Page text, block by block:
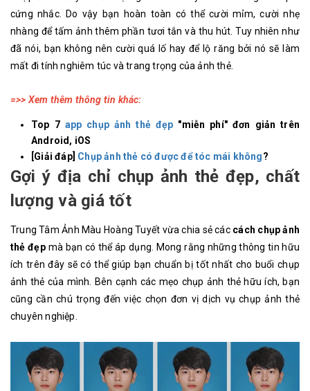
cứng nhắc. Do vậy bạn hoàn toàn có thể cười mỉm, cười nhẹ
nhàng để tấm ảnh thêm phần tươi tắn và thu hút. Tuy nhiên như
đã nói, bạn không nên cười quá lố hay để lộ răng bởi nó sẽ làm
mất đi tính nghiêm túc và trang trọng của ảnh thẻ.
=>> Xem thêm thông tin khác:
Top 7 app chụp ảnh thẻ đẹp "miễn phí" đơn giản trên
Android, iOS
[Giải đáp] Chụp ảnh thẻ có được để tóc mái không?
Gợi ý địa chỉ chụp ảnh thẻ đẹp, chất
lượng và giá tốt
Trung Tâm Ảnh Màu Hoàng Tuyết vừa chia sẻ các cách chụp ảnh
thẻ đẹpmà bạn có thể áp dụng. Mong rằng những thông tin hữu
ích trên đây sẽ có thể giúp bạn chuẩn bị tốt nhất cho buổi chụp
ảnh thẻ của mình. Bên cạnh các mẹo chụp ảnh thẻ hữu ích, bạn
cũng cần chú trọng đến việc chọn đơn vị dịch vụ chụp ảnh thẻ
chuyên nghiệp.